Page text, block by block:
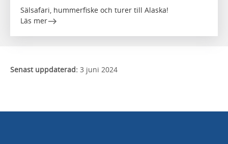
Sälsafari, hummerfiske och turer till Alaska!
Läs mer
Senast uppdaterad: 3 juni 2024